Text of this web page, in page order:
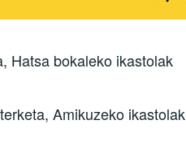
Hatsa bokaleko ikastolak
Amikuzeko ikastolak